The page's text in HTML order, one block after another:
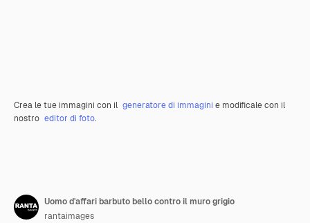
Crea le tue immagini con il generatore di immagini e modificale con il
nostro editor di foto.
Uomo d'affari barbuto bello contro il muro grigio
rantaimages